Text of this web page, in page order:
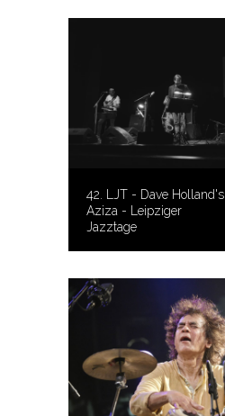
42. LJT - Dave Holland's
Aziza - Leipziger
Jazztage